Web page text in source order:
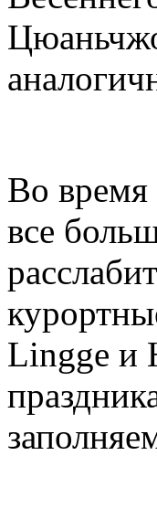
Во время
все
Lingge и